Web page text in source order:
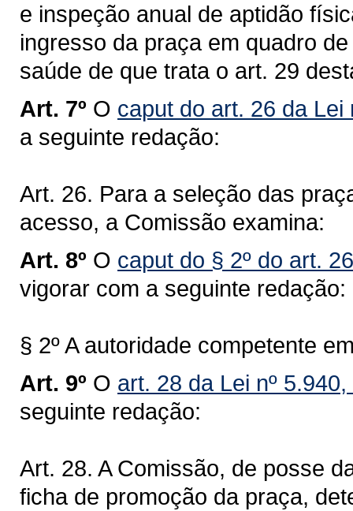
e inspeção anual de aptidão
ingresso da praça em quadro
saúde de que trata o art. 29
Art. 7º O caput do art. 26 da Lei
a seguinte redação:
Art. 26. Para a seleção das
acesso, a Comissão examina:
Art. 8º O caput do § 2º do art.
vigorar com a seguinte redação:
§ 2º A autoridade competente
Art. 9º O art. 28 da Lei nº
seguinte redação:
Art. 28. A Comissão, de posse
ficha de promoção da praça,